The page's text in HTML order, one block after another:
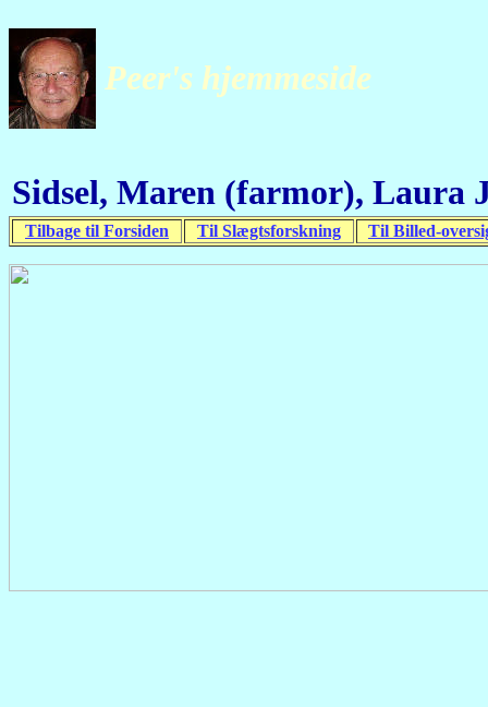
Peer's hjemmeside
Sidsel, Maren (farmor), Laura
Tilbage til Forsiden Til Slægtsforskning Til Billed-